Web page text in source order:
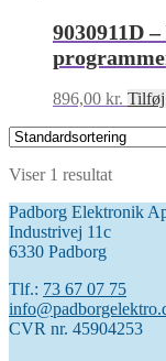
9030911D
896,00 kr.
Viser 1 resultat
Padborg Elektronik
Industrivej 11c
6330 Padborg
Tlf.: 73 67 07 75
CVR nr. 45904253